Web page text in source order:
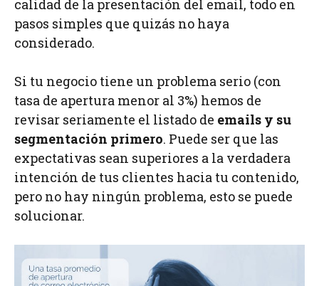
calidad de la presentación del email, todo en
pasos simples que quizás no haya
considerado.
Si tu negocio tiene un problema serio (con
tasa de apertura menor al 3%) hemos de
revisar seriamente el listado de emails y su
segmentación primero. Puede ser que las
expectativas sean superiores a la verdadera
intención de tus clientes hacia tu contenido,
pero no hay ningún problema, esto se puede
solucionar.